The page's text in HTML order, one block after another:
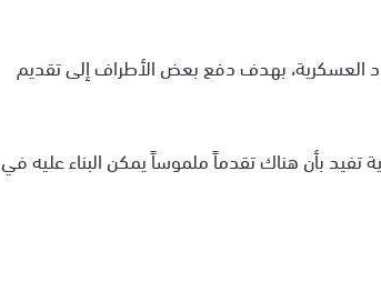
العسكرية، بهدف دفع بعض الأطراف إلى تقديم
تفيد بأن هناك تقدماً ملموساً يمكن البناء عليه في